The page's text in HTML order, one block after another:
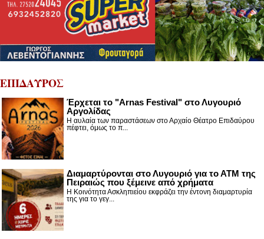
ΕΠΙΔΑΥΡΟΣ
Έρχεται το "Arnas Festival" στο Λυγουριό
Αργολίδας
Η αυλαία των παραστάσεων στο Αρχαίο Θέατρο Επιδαύρου
πέφτει, όμως το π...
Διαμαρτύρονται στο Λυγουριό για το ΑΤΜ της
Πειραιώς που ξέμεινε από χρήματα
Η Κοινότητα Ασκληπιείου εκφράζει την έντονη διαμαρτυρία
της για το γεγ...